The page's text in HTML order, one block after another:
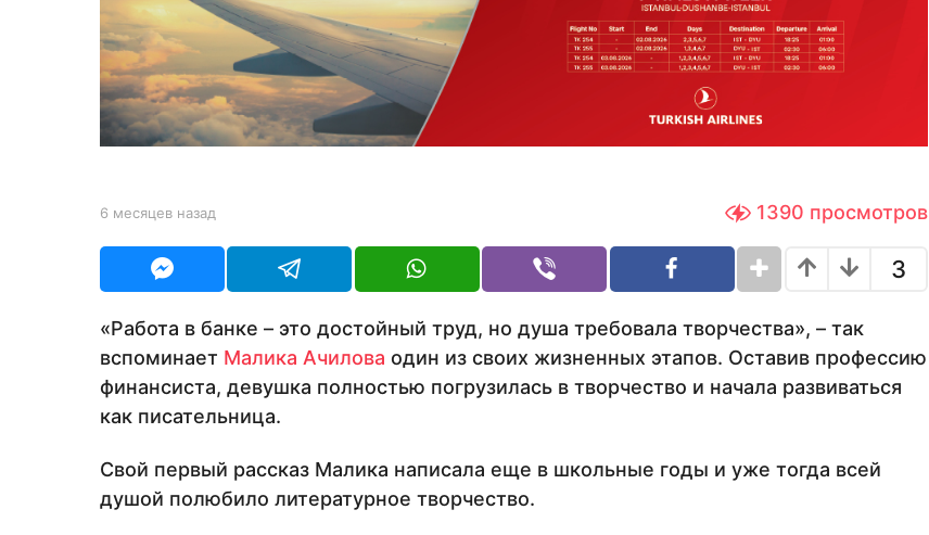
м
е
с
я
ц
н
а
д
b
Y
U
6 месяцев назад
е
я
е
в
а
з
д
1390 просмотров
3
«Работа в банке – это достойный труд, но душа требовала творчества», – так
вспоминает Малика Ачилова один из своих жизненных этапов. Оставив профессию
финансиста, девушка полностью погрузилась в творчество и начала развиваться
как писательница.
Свой первый рассказ Малика написала еще в школьные годы и уже тогда всей
душой полюбило литературное творчество.